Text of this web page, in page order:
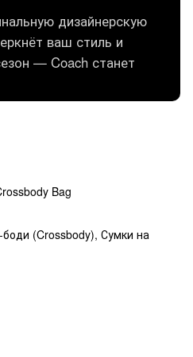
дизайнерскую
ваш стиль и
— Coach станет
Bag
(Crossbody), Сумки на